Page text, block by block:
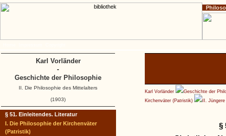
Karl Vorländer
Geschichte der
Kirchenväter (Patristik)
II.
§
§ 51. Einleitendes. Literatur
I. Die Philosophie der Kirchenväter
(Patristik)
Karl Vorländer
-
Geschichte der Philosophie
II. Die Philosophie des Mittelalters
(1903)